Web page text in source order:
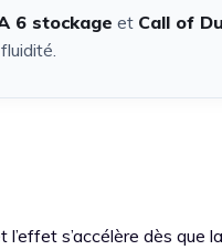
6 stockage et Call of
l’effet s’accélère dès